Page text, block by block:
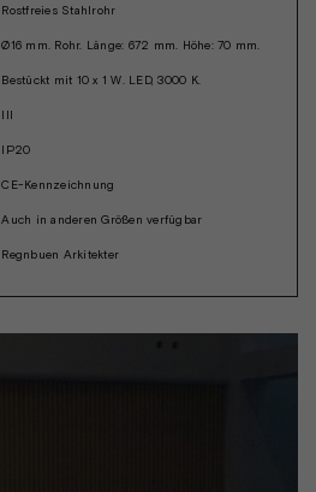
Rostfreies Stahlrohr
Ø16 mm. Rohr. Länge: 672 mm. Höhe: 70 mm.
Bestückt mit 10 x 1 W. LED, 3000 K.
IP20
CE-Kennzeichnung
Auch in anderen Größen verfügbar
Regnbuen Arkitekter